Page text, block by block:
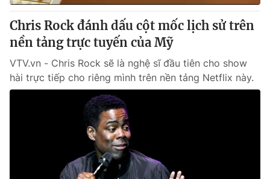
Chris Rock đánh dấu cột mốc lịch sử trên
nền tảng trực tuyến của Mỹ
VTV.vn - Chris Rock sẽ là nghệ sĩ đầu tiên cho show
hài trực tiếp cho riêng mình trên nền tảng Netflix này.